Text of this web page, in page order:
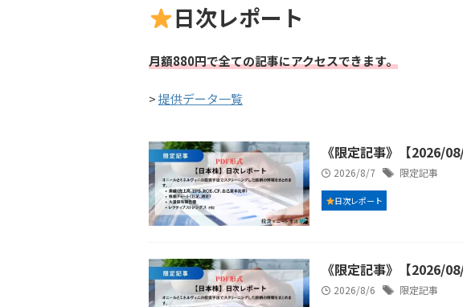
日次レポート
月額880円で全ての記事にアクセスできます。
>提供データ一覧
《限定記事》【2026/
2026/8/7 限定記事
日次レポート
《限定記事》【2026/
2026/8/6 限定記事